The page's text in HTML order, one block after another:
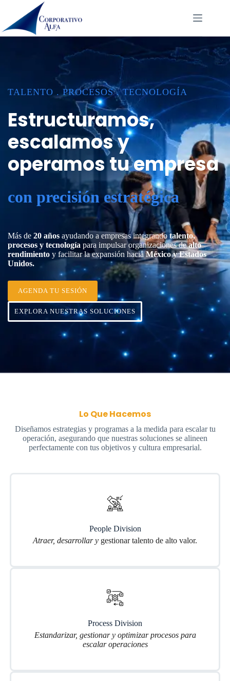
contenido
TALENTO . PROCESOS . TECNOLOGÍA
Estructuramos,
escalamos y
operamos tu empresa
con precisión estratégica
Más de 20 años ayudando a empresas integrando talento,
procesos y tecnología para impulsar organizaciones dealto
rendimiento y facilitar la expansión haciaMéxico y Estados
Unidos.
AGENDA TU SESIÓN
EXPLORA NUESTRAS SOLUCIONES
Lo Que Hacemos
Diseñamos estrategias y programas a la medida para escalar tu
operación, asegurando que nuestras soluciones se alineen
perfectamente con tus objetivos y cultura empresarial.
People Division
Atraer, desarrollar y gestionar talento de alto valor.
Process Division
Estandarizar, gestionar y optimizar procesos para
escalar operaciones